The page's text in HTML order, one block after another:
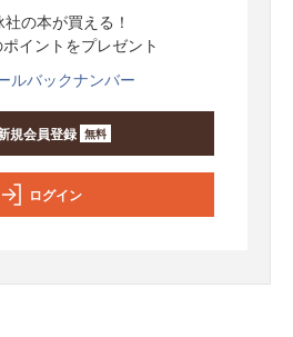
社の本が買える！
イントをプレゼント
ルバックナンバー
規会員登録 無料
ログイン